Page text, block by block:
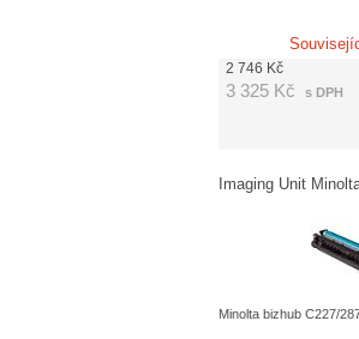
2 746 Kč
3 325 Kč s DPH
Imaging Unit
Minolta bizhub C227/